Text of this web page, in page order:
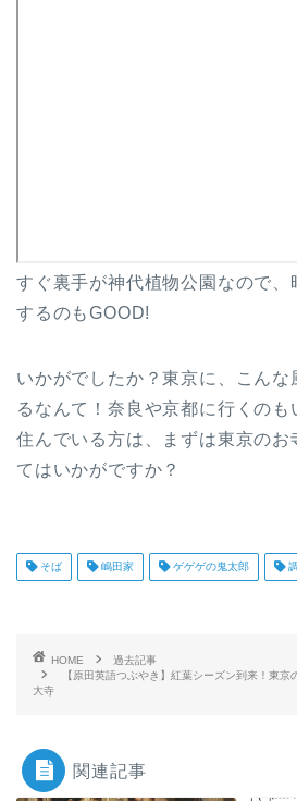
すぐ裏手が神代植物公園なので、
するのもGOOD!
いかがでしたか？東京に、こんな
るなんて！奈良や京都に行くのも
住んでいる方は、まずは東京のお
てはいかがですか？
そば 嶋田家 ゲゲゲの鬼太郎
HOME
過去記事
【原田英語つぶやき】紅葉シーズン到来！東
大寺
関連記事